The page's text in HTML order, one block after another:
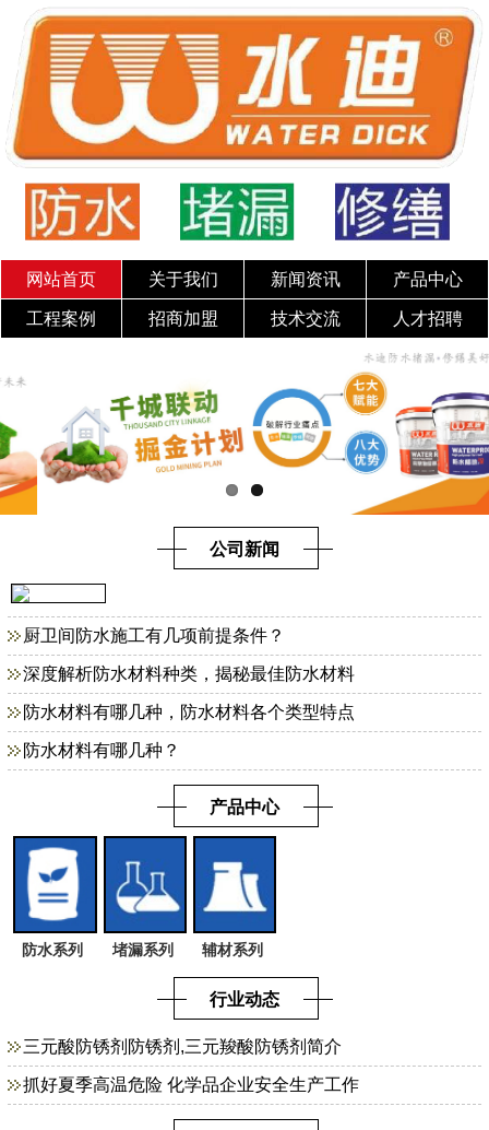
网站首页 关于我们 新闻资讯 产品中心
工程案例 招商加盟 技术交流 人才招聘
公司新闻
厨卫间防水施工有几项前提条件？
深度解析防水材料种类，揭秘最佳防水材料
防水材料有哪几种，防水材料各个类型特点
防水材料有哪几种？
产品中心
防水系列 堵漏系列 辅材系列
行业动态
三元酸防锈剂防锈剂,三元羧酸防锈剂简介
抓好夏季高温危险 化学品企业安全生产工作